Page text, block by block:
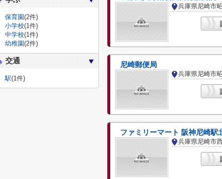
兵庫県尼崎市
尼崎郵便局
兵庫県尼崎市
ファミリーマート 阪神尼崎駅
兵庫県尼崎市
保育園(2件)
小学校(1件)
中学校(1件)
幼稚園(2件)
交通
駅(1件)